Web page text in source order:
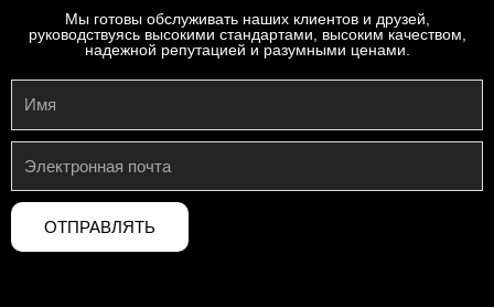
Мы готовы обслуживать наших клиентов и друзей,
руководствуясь высокими стандартами, высоким качеством,
надежной репутацией и разумными ценами.
ОТПРАВЛЯТЬ